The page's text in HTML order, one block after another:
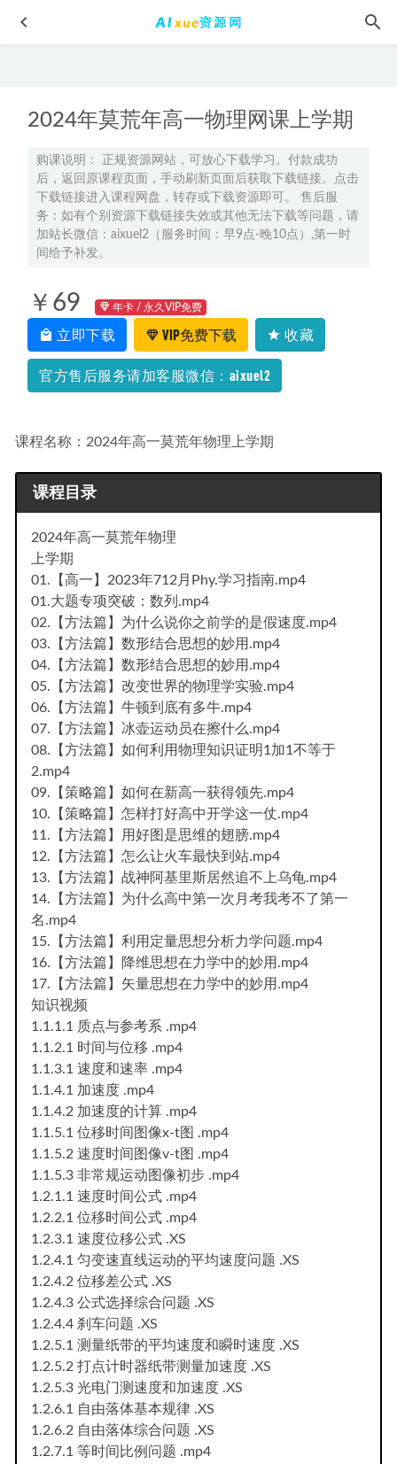
2024年莫荒年高一物理网课上学期
购课说明： 正规资源网站，可放心下载学习。付款成功
后，返回原课程页面，手动刷新页面后获取下载链接。点击
下载链接进入课程网盘，转存或下载资源即可。 售后服
务：如有个别资源下载链接失效或其他无法下载等问题，请
加站长微信：aixuel2（服务时间：早9点-晚10点）,第一时
间给予补发。
￥69 年卡 / 永久VIP免费
立即下载 VIP免费下载 收藏
官方售后服务请加客服微信：aixuel2
课程名称：2024年高一莫荒年物理上学期
课程目录
2024年高一莫荒年物理
上学期
01.【高一】2023年712月Phy.学习指南.mp4
01.大题专项突破：数列.mp4
02.【方法篇】为什么说你之前学的是假速度.mp4
03.【方法篇】数形结合思想的妙用.mp4
04.【方法篇】数形结合思想的妙用.mp4
05.【方法篇】改变世界的物理学实验.mp4
06.【方法篇】牛顿到底有多牛.mp4
07.【方法篇】冰壶运动员在擦什么.mp4
08.【方法篇】如何利用物理知识证明1加1不等于
2.mp4
09.【策略篇】如何在新高一获得领先.mp4
10.【策略篇】怎样打好高中开学这一仗.mp4
11.【方法篇】用好图是思维的翅膀.mp4
12.【方法篇】怎么让火车最快到站.mp4
13.【方法篇】战神阿基里斯居然追不上乌龟.mp4
14.【方法篇】为什么高中第一次月考我考不了第一
名.mp4
15.【方法篇】利用定量思想分析力学问题.mp4
16.【方法篇】降维思想在力学中的妙用.mp4
17.【方法篇】矢量思想在力学中的妙用.mp4
知识视频
1.1.1.1 质点与参考系 .mp4
1.1.2.1 时间与位移 .mp4
1.1.3.1 速度和速率 .mp4
1.1.4.1 加速度 .mp4
1.1.4.2 加速度的计算 .mp4
1.1.5.1 位移时间图像x-t图 .mp4
1.1.5.2 速度时间图像v-t图 .mp4
1.1.5.3 非常规运动图像初步 .mp4
1.2.1.1 速度时间公式 .mp4
1.2.2.1 位移时间公式 .mp4
1.2.3.1 速度位移公式 .XS
1.2.4.1 匀变速直线运动的平均速度问题 .XS
1.2.4.2 位移差公式 .XS
1.2.4.3 公式选择综合问题 .XS
1.2.4.4 刹车问题 .XS
1.2.5.1 测量纸带的平均速度和瞬时速度 .XS
1.2.5.2 打点计时器纸带测量加速度 .XS
1.2.5.3 光电门测速度和加速度 .XS
1.2.6.1 自由落体基本规律 .XS
1.2.6.2 自由落体综合问题 .XS
1.2.7.1 等时间比例问题 .mp4
2024杜春雨初二物理S视频教程+讲义 2024-04-12
2025乘风语文典系统班复习讲义电子版 2024-07-26
2025高三数学网课视频教程+课程笔记暑秋班25年高考数学一
朱自清经典散文集有声读物mp3百度网盘资源打包下载
05-16
2023一笑而过周思成英语四级全程班 2023-08-10